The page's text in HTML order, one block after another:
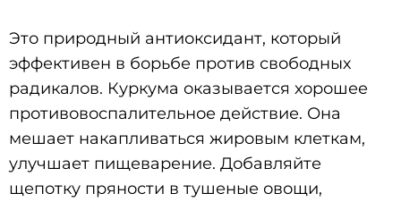
Это природный антиоксидант, который
эффективен в борьбе против свободных
радикалов. Куркума оказывается хорошее
противовоспалительное действие. Она
мешает накапливаться жировым клеткам,
улучшает пищеварение. Добавляйте
щепотку пряности в тушеные овощи,